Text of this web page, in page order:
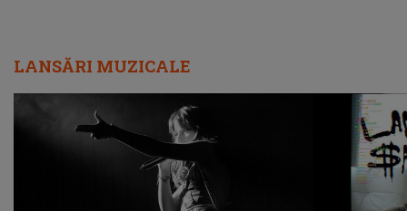
LANSĂRI MUZICALE